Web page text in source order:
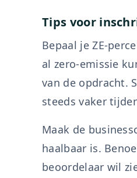
Tips voor
Bepaal je ZE-
al zero-emissie
van de opdracht.
steeds vaker
Maak de
haalbaar is.
beoordelaar wil